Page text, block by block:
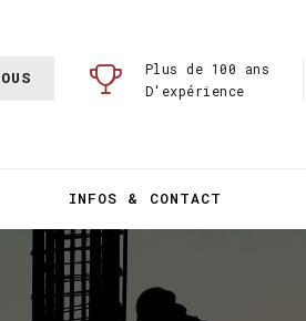
Plus de 100 ans
D'expérience
INFOS & CONTACT